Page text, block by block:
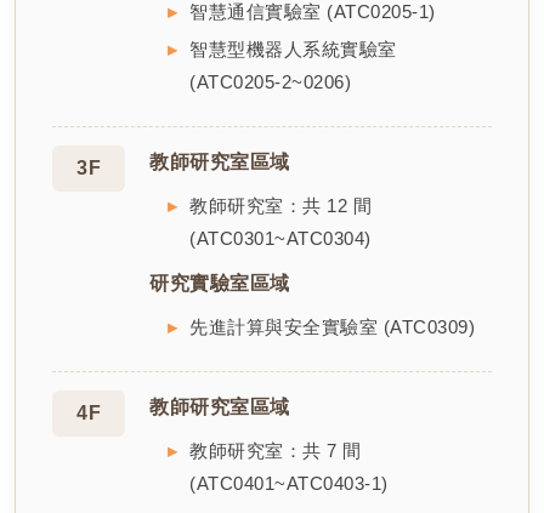
智慧通信實驗室 (ATC0205-1)
智慧型機器人系統實驗室
(ATC0205-2~0206)
3F 教師研究室區域
教師研究室：共 12 間
(ATC0301~ATC0304)
研究實驗室區域
先進計算與安全實驗室 (ATC0309)
4F 教師研究室區域
教師研究室：共 7 間
(ATC0401~ATC0403-1)